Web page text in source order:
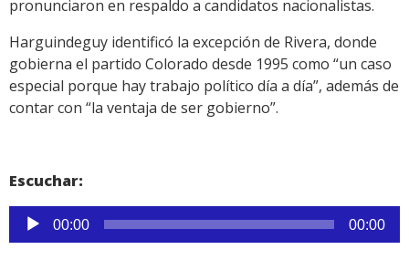
pronunciaron en respaldo a candidatos nacionalistas.
Harguindeguy identificó la excepción de Rivera, donde
gobierna el partido Colorado desde 1995 como “un caso
especial porque hay trabajo político día a día”, además de
contar con “la ventaja de ser gobierno”.
Escuchar:
Reproductor
de
00:00 00:00